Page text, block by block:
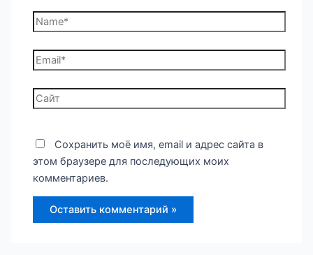
Name*
Email*
Сайт
Сохранить моё имя, email и адрес сайта в
этом браузере для последующих моих
комментариев.